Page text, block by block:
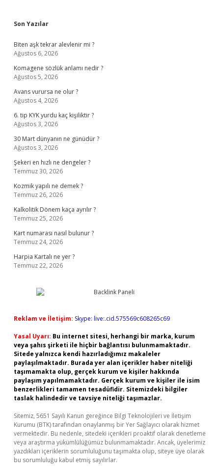
Sidebar
Son Yazılar
Biten aşk tekrar alevlenir mi ?
Ağustos 6, 2026
Komagene sözlük anlamı nedir ?
Ağustos 5, 2026
Avans vurursa ne olur ?
Ağustos 4, 2026
6. tip KYK yurdu kaç kişiliktir ?
Ağustos 3, 2026
30 Mart dünyanın ne günüdür ?
Ağustos 3, 2026
Şekeri en hızlı ne dengeler ?
Temmuz 30, 2026
Kozmik yapılı ne demek ?
Temmuz 26, 2026
Kalkolitik Dönem kaça ayrılır ?
Temmuz 25, 2026
Kart numarası nasıl bulunur ?
Temmuz 24, 2026
Harpia Kartalı ne yer ?
Temmuz 22, 2026
Reklam ve İletişim: Skype: live:.cid.575569c608265c69
Yasal Uyarı: Bu internet sitesi, herhangi bir marka, kurum
veya şahıs şirketi ile hiçbir bağlantısı bulunmamaktadır.
Sitede yalnızca kendi hazırladığımız makaleler
paylaşılmaktadır. Burada yer alan içerikler haber niteliği
taşımamakta olup, gerçek kurum ve kişiler hakkında
paylaşım yapılmamaktadır. Gerçek kurum ve kişiler ile isim
benzerlikleri tamamen tesadüfidir. Sitemizdeki bilgiler
taslak halindedir ve tavsiye niteliği taşımazlar.
Sitemiz, 5651 Sayılı Kanun gereğince Bilgi Teknolojileri ve İletişim
Kurumu (BTK) tarafından onaylanmış bir Yer Sağlayıcı olarak hizmet
vermektedir. Bu nedenle, sitedeki içerikleri proaktif olarak denetleme
veya araştırma yükümlülüğümüz bulunmamaktadır. Ancak, üyelerimiz
yazdıkları içeriklerin sorumluluğunu taşımakta olup, siteye üye olarak
bu sorumluluğu kabul etmiş sayılırlar.